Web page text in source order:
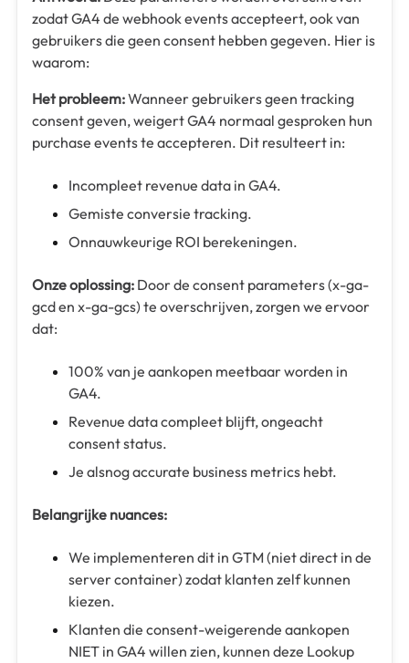
zodat GA4 de webhook events accepteert, ook van
gebruikers die geen consent hebben gegeven. Hier is
waarom:
Het probleem:Wanneer gebruikers geen tracking
consent geven, weigert GA4 normaal gesproken hun
purchase events te accepteren. Dit resulteert in:
Incompleet revenue data in GA4.
Gemiste conversie tracking.
Onnauwkeurige ROI berekeningen.
Onze oplossing: Door de consent parameters (x-ga-
gcd en x-ga-gcs) te overschrijven, zorgen we ervoor
dat:
100% van je aankopen meetbaar worden in
GA4.
Revenue data compleet blijft, ongeacht
consent status.
Je alsnog accurate business metrics hebt.
Belangrijke nuances:
We implementeren dit in GTM (niet direct in de
server container) zodat klanten zelf kunnen
kiezen.
Klanten die consent-weigerende aankopen
NIET in GA4 willen zien, kunnen deze Lookup